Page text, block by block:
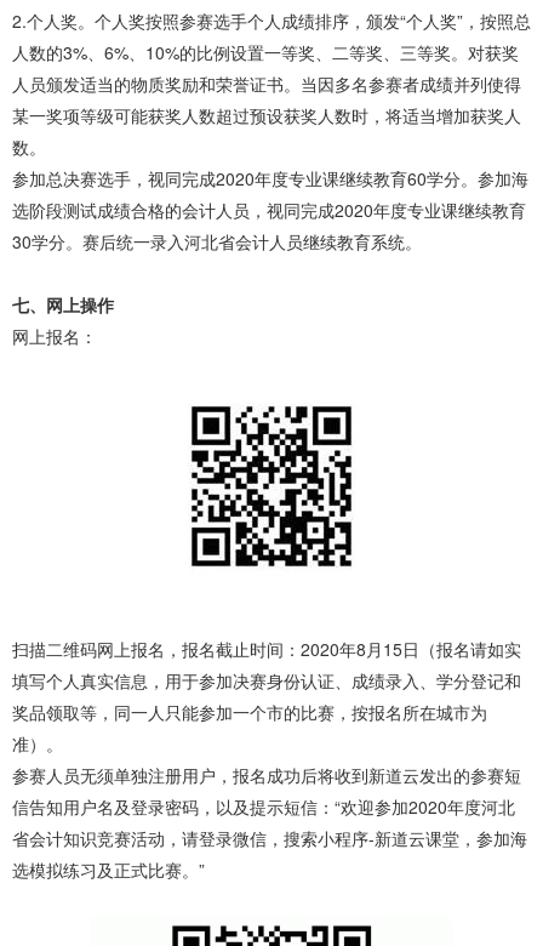
2.个人奖。个人奖按照参赛选手个人成绩排序，颁发“个人奖”，按照总
人数的3%、6%、10%的比例设置一等奖、二等奖、三等奖。对获奖
人员颁发适当的物质奖励和荣誉证书。当因多名参赛者成绩并列使得
某一奖项等级可能获奖人数超过预设获奖人数时，将适当增加获奖人
数。
参加总决赛选手，视同完成2020年度专业课继续教育60学分。参加海
选阶段测试成绩合格的会计人员，视同完成2020年度专业课继续教育
30学分。赛后统一录入河北省会计人员继续教育系统。
七、网上操作
网上报名：
扫描二维码网上报名，报名截止时间：2020年8月15日（报名请如实
填写个人真实信息，用于参加决赛身份认证、成绩录入、学分登记和
奖品领取等，同一人只能参加一个市的比赛，按报名所在城市为
准）。
参赛人员无须单独注册用户，报名成功后将收到新道云发出的参赛短
信告知用户名及登录密码，以及提示短信：“欢迎参加2020年度河北
省会计知识竞赛活动，请登录微信，搜索小程序-新道云课堂，参加海
选模拟练习及正式比赛。”